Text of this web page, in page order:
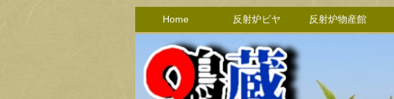
Home 反射炉ビヤ 反射炉物産館